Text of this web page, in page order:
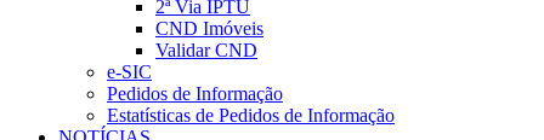
2ª Via IPTU
CND Imóveis
Validar CND
e-SIC
Pedidos de Informação
Estatísticas de Pedidos de Informação